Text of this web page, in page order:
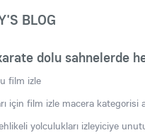
BLOG
dolu sahnelerde
film izle
için film izle macera kategorisi
yolculukları izleyiciye